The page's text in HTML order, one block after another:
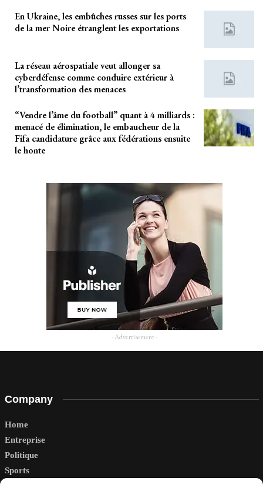
En Ukraine, les embûches russes sur les ports
de la mer Noire étranglent les exportations
La réseau aérospatiale veut allonger sa
cyberdéfense comme conduire extérieur à
l’transformation des menaces
“Vendre l’âme du football” quant à 4 milliards :
menacé de élimination, le embaucheur de la
Fifa candidature grâce aux fédérations ensuite
le honte
- Advertisement -
Company
Home
Entreprise
Politique
Sports